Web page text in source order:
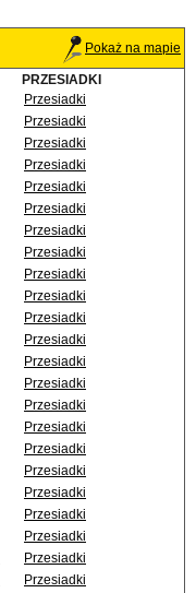
Pokaż na mapie
PRZESIADKI
Przesiadki
Przesiadki
Przesiadki
Przesiadki
Przesiadki
Przesiadki
Przesiadki
Przesiadki
Przesiadki
Przesiadki
Przesiadki
Przesiadki
Przesiadki
Przesiadki
Przesiadki
Przesiadki
Przesiadki
Przesiadki
Przesiadki
Przesiadki
Przesiadki
Przesiadki
Przesiadki